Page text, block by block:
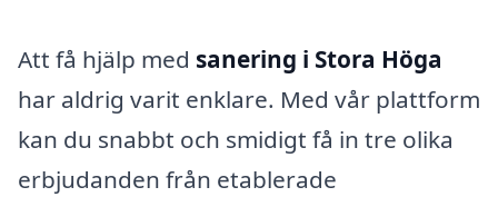
Att få hjälp med sanering i Stora Höga
har aldrig varit enklare. Med vår plattform
kan du snabbt och smidigt få in tre olika
erbjudanden från etablerade